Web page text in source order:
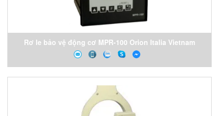
Rơ le bảo vệ động cơ MPR-100 Orion Italia Vietnam